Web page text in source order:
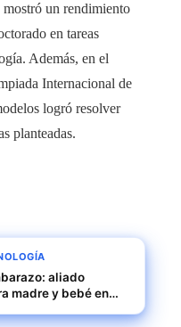
un rendimiento
en tareas
Además, en el
Internacional de
logró resolver
planteadas.
aliado
madre y bebé en